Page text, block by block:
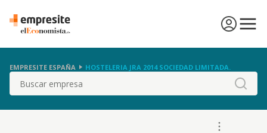
EMPRESITE ESPAÑA HOSTELERIA JRA 2014 SOCIEDAD LIMITADA.
Buscar